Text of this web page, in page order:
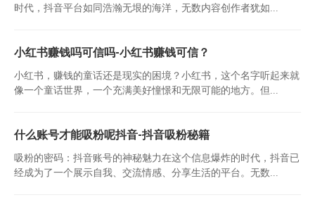
时代，抖音平台如同浩瀚无垠的海洋，无数内容创作者犹如...
小红书赚钱吗可信吗-小红书赚钱可信？
小红书，赚钱的童话还是现实的困境？小红书，这个名字听起来就
像一个童话世界，一个充满美好憧憬和无限可能的地方。但...
什么账号才能吸粉呢抖音-抖音吸粉秘籍
吸粉的密码：抖音账号的神秘魅力在这个信息爆炸的时代，抖音已
经成为了一个展示自我、交流情感、分享生活的平台。无数...